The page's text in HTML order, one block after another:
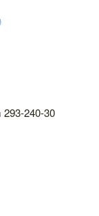
240-30